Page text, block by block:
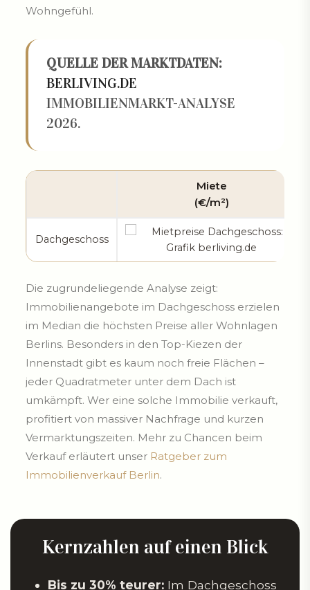
Wohngefühl.
QUELLE DER MARKTDATEN:
BERLIVING.DE
IMMOBILIENMARKT-ANALYSE
2026.
Miete
(€/m²)
Dachgeschoss
Die zugrundeliegende Analyse zeigt:
Immobilienangebote im Dachgeschoss erzielen
im Median die höchsten Preise aller Wohnlagen
Berlins. Besonders in den Top-Kiezen der
Innenstadt gibt es kaum noch freie Flächen –
jeder Quadratmeter unter dem Dach ist
umkämpft. Wer eine solche Immobilie verkauft,
profitiert von massiver Nachfrage und kurzen
Vermarktungszeiten. Mehr zu Chancen beim
Verkauf erläutert unser Ratgeber zum
Immobilienverkauf Berlin.
Kernzahlen auf einen Blick
Bis zu 30% teurer: Im Dachgeschoss